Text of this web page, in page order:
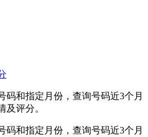
码和指定月份，查询号码近3个月
及评分。
码和指定月份，查询号码近3个月